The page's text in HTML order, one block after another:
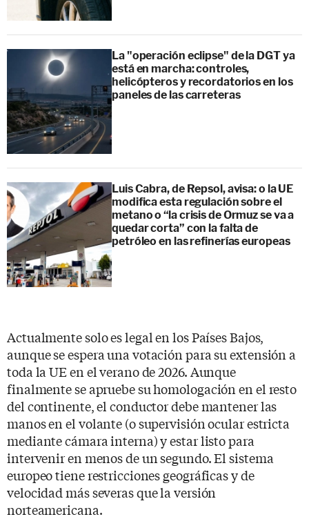
La "operación eclipse" de la DGT ya
está en marcha: controles,
helicópteros y recordatorios en los
paneles de las carreteras
Luis Cabra, de Repsol, avisa: o la UE
modifica esta regulación sobre el
metano o “la crisis de Ormuz se va a
quedar corta” con la falta de
petróleo en las refinerías europeas
Actualmente solo es legal en los Países Bajos,
aunque se espera una votación para su extensión a
toda la UE en el verano de 2026. Aunque
finalmente se apruebe su homologación en el resto
del continente, el conductor debe mantener las
manos en el volante (o supervisión ocular estricta
mediante cámara interna) y estar listo para
intervenir en menos de un segundo. El sistema
europeo tiene restricciones geográficas y de
velocidad más severas que la versión
norteamericana.